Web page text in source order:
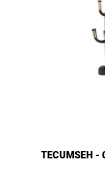
TECUMSEH -